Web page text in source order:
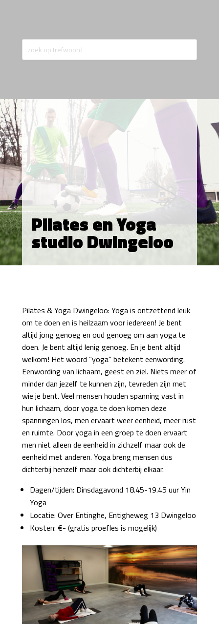
Pilates en Yoga
studio Dwingeloo
Pilates & Yoga Dwingeloo: Yoga is ontzettend leuk
om te doen en is heilzaam voor iedereen! Je bent
altijd jong genoeg en oud genoeg om aan yoga te
doen. Je bent altijd lenig genoeg. En je bent altijd
welkom! Het woord ”yoga” betekent eenwording.
Eenwording van lichaam, geest en ziel. Niets meer of
minder dan jezelf te kunnen zijn, tevreden zijn met
wie je bent. Veel mensen houden spanning vast in
hun lichaam, door yoga te doen komen deze
spanningen los, men ervaart weer eenheid, meer rust
en ruimte. Door yoga in een groep te doen ervaart
men niet alleen de eenheid in zichzelf maar ook de
eenheid met anderen. Yoga breng mensen dus
dichterbij henzelf maar ook dichterbij elkaar.
Dagen/tijden: Dinsdagavond 18.45-19.45 uur Yin
Yoga
Locatie: Over Entinghe, Entigheweg 13 Dwingeloo
Kosten: €- (gratis proefles is mogelijk)